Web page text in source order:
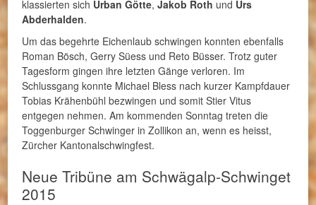
klassierten sich Urban Götte,Jakob Roth und Urs
Abderhalden.
Um das begehrte Eichenlaub schwingen konnten ebenfalls
Roman Bösch, Gerry Süess und Reto Büsser. Trotz guter
Tagesform gingen ihre letzten Gänge verloren. Im
Schlussgang konnte Michael Bless nach kurzer Kampfdauer
Tobias Krähenbühl bezwingen und somit Stier Vitus
entgegen nehmen. Am kommenden Sonntag treten die
Toggenburger Schwinger in Zollikon an, wenn es heisst,
Zürcher Kantonalschwingfest.
Neue Tribüne am Schwägalp-Schwinget
2015